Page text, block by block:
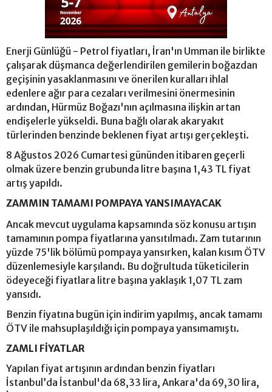
Enerji Günlüğü - Petrol fiyatları, İran'ın Umman ile birlikte
çalışarak düşmanca değerlendirilen gemilerin boğazdan
geçişinin yasaklanmasını ve önerilen kuralları ihlal
edenlere ağır para cezaları verilmesini önermesinin
ardından, Hürmüz Boğazı'nın açılmasına ilişkin artan
endişelerle yükseldi. Buna bağlı olarak akaryakıt
türlerinden benzinde beklenen fiyat artışı gerçekleşti.
8 Ağustos 2026 Cumartesi gününden itibaren geçerli
olmak üzere benzin grubunda litre başına 1,43 TL fiyat
artış yapıldı.
ZAMMIN TAMAMI POMPAYA YANSIMAYACAK
Ancak mevcut uygulama kapsamında söz konusu artışın
tamamının pompa fiyatlarına yansıtılmadı. Zam tutarının
yüzde 75'lik bölümü pompaya yansırken, kalan kısım ÖTV
düzenlemesiyle karşılandı. Bu doğrultuda tüketicilerin
ödeyeceği fiyatlara litre başına yaklaşık 1,07 TL zam
yansıdı.
Benzin fiyatına bugün için indirim yapılmış, ancak tamamı
ÖTV ile mahsuplaşıldığı için pompaya yansımamıştı.
ZAMLI FİYATLAR
Yapılan fiyat artışının ardından benzin fiyatları
İstanbul’da İstanbul'da 68,33 lira, Ankara'da 69,30 lira,